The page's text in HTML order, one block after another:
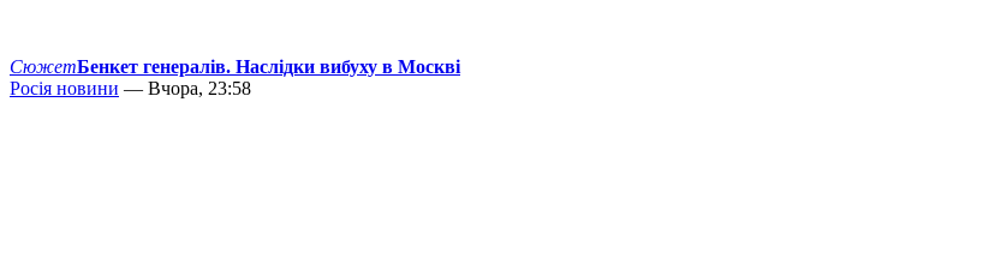
СюжетБенкет генералів. Наслідки вибуху в Москві
Росія новини — Вчора, 23:58